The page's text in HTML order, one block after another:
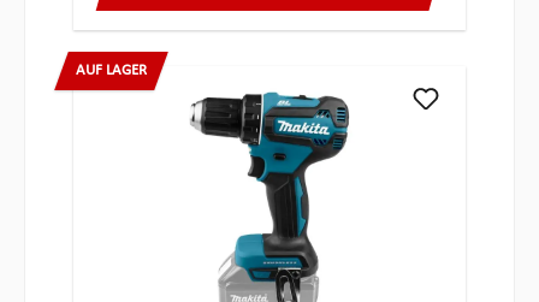
AUF LAGER